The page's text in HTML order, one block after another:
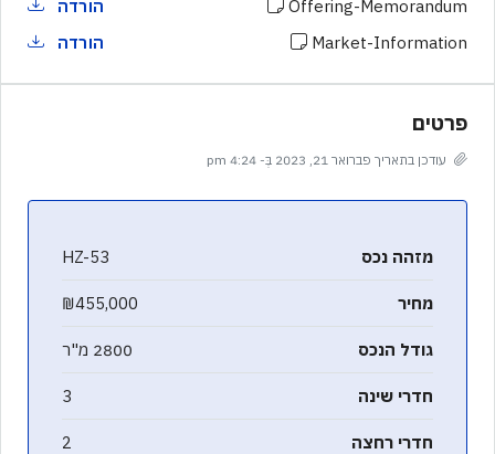
Offering-Memorandum
הורדה
Market-Information
הורדה
פרטים
עודכן בתאריך פברואר 21, 2023 בְּ- 4:24 pm
מזהה נכס HZ-53
מחיר ₪455,000
גודל הנכס 2800 מ"ר
חדרי שינה 3
חדרי רחצה 2